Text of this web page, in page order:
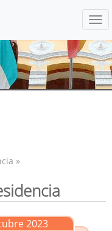
»
2023